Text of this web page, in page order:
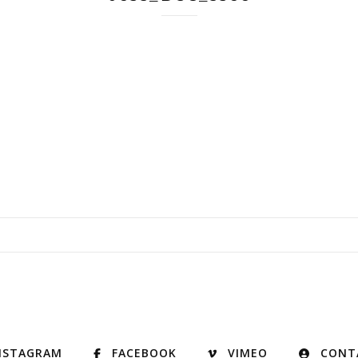
FACEBOOK VIMEO